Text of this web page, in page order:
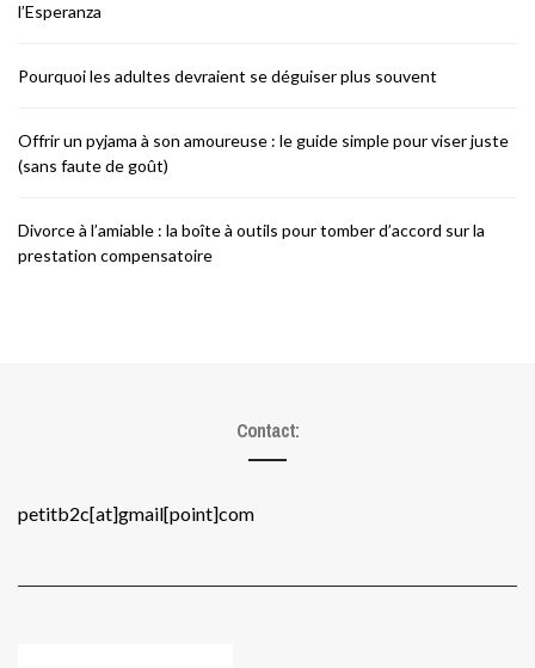
l’Esperanza
Pourquoi les adultes devraient se déguiser plus souvent
Offrir un pyjama à son amoureuse : le guide simple pour viser juste
(sans faute de goût)
Divorce à l’amiable : la boîte à outils pour tomber d’accord sur la
prestation compensatoire
Contact:
petitb2c[at]gmail[point]com